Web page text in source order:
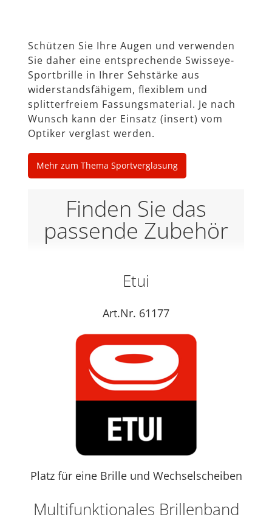
Schützen Sie Ihre Augen und verwenden
Sie daher eine entsprechende Swisseye-
Sportbrille in Ihrer Sehstärke aus
widerstandsfähigem, ﬂexiblem und
splitterfreiem Fassungsmaterial. Je nach
Wunsch kann der Einsatz (insert) vom
Optiker verglast werden.
Mehr zum Thema Sportverglasung
Finden Sie das
passende Zubehör
Etui
Art.Nr. 61177
Platz für eine Brille und Wechselscheiben
Multifunktionales Brillenband